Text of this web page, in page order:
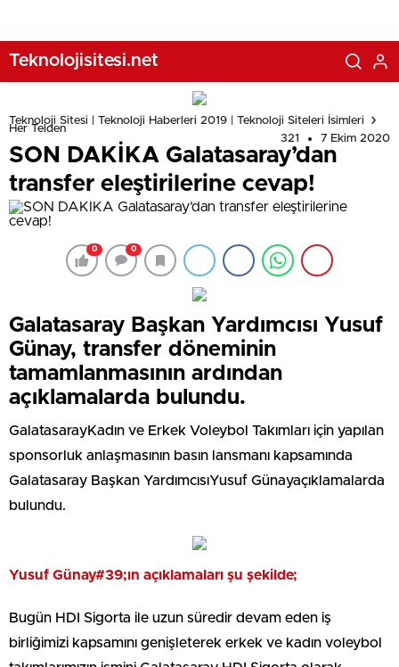
Teknolojisitesi.net
Teknoloji Sitesi | Teknoloji Haberleri 2019 | Teknoloji Siteleri İsimleri
Her Telden
321
7 Ekim 2020
SON DAKİKA Galatasaray’dan
transfer eleştirilerine cevap!
0 0
Galatasaray Başkan Yardımcısı Yusuf
Günay, transfer döneminin
tamamlanmasının ardından
açıklamalarda bulundu.
GalatasarayKadın ve Erkek Voleybol Takımları için yapılan
sponsorluk anlaşmasının basın lansmanı kapsamında
Galatasaray Başkan YardımcısıYusuf Günayaçıklamalarda
bulundu.
Yusuf Günay#39;ın açıklamaları şu şekilde;
Bugün HDI Sigorta ile uzun süredir devam eden iş
birliğimizi kapsamını genişleterek erkek ve kadın voleybol